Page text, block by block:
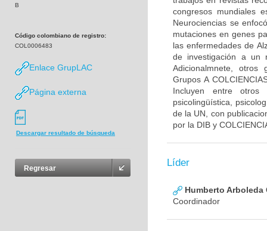
B
Código colombiano de registro:
COL0006483
Enlace GrupLAC
Página externa
Descargar resultado de búsqueda
Regresar
congresos mundiales
Neurociencias se
mutaciones en genes
las enfermedades de
de investigación a un
Adicionalmnete, otros
Grupos A
Incluyen entre otros
psicolingüística,
de la UN, con
por la DIB y
Líder
Humberto Arboleda
Coordinador